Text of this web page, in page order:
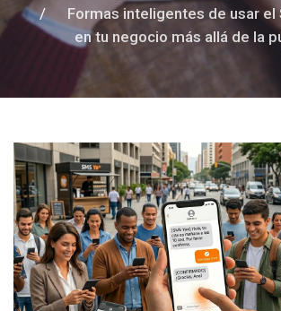
Formas inteligentes de usar el
en tu negocio más allá de la